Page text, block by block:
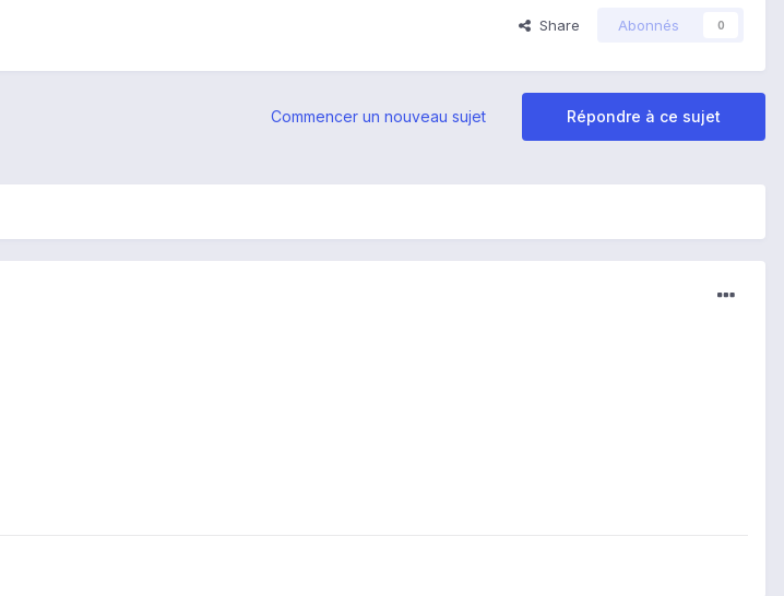
Share Abonnés 0
Répondre à ce sujet
Commencer un nouveau sujet